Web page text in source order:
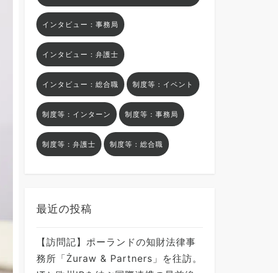
インタビュー：事務局
インタビュー：弁護士
インタビュー：総合職 制度等：イベント
制度等：インターン 制度等：事務局
制度等：弁護士 制度等：総合職
最近の投稿
【訪問記】ポーランドの知財法律事
務所「Żuraw & Partners」を往訪。